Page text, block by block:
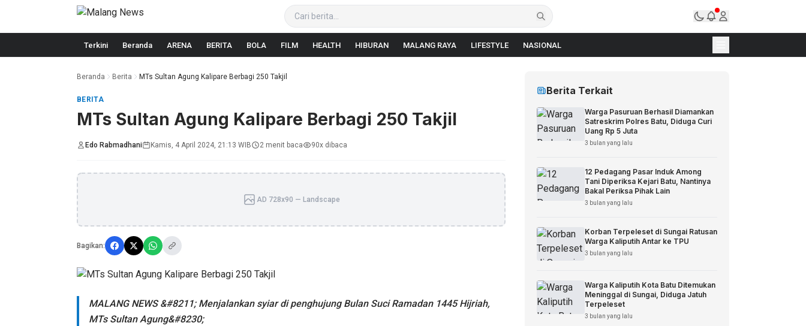
Langsung ke konten
Terkini Beranda ARENA BERITA BOLA FILM HEALTH HIBURAN MALANG RAYA LIFESTYLE NASIONAL
Beranda Berita MTs Sultan Agung Kalipare Berbagi 250 Takjil
BERITA
MTs Sultan Agung Kalipare Berbagi 250 Takjil
Edo Rabmadhani Kamis, 4 April 2024, 21:13 WIB 2 menit baca 90x dibaca
AD 728x90 — Landscape
Bagikan:
MALANG NEWS &#8211; Menjalankan syiar di penghujung Bulan Suci Ramadan 1445 Hijriah,
MTs Sultan Agung&#8230;
Berita Terkait
Warga Pasuruan Berhasil Diamankan
Satreskrim Polres Batu, Diduga Curi
Uang Rp 5 Juta
3 bulan yang lalu
12 Pedagang Pasar Induk Among
Tani Diperiksa Kejari Batu, Nantinya
Bakal Periksa Pihak Lain
3 bulan yang lalu
Korban Terpeleset di Sungai Ratusan
Warga Kaliputih Antar ke TPU
3 bulan yang lalu
Warga Kaliputih Kota Batu Ditemukan
Meninggal di Sungai, Diduga Jatuh
Terpeleset
3 bulan yang lalu